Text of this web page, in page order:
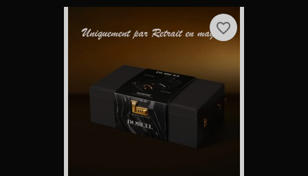
favorite_border